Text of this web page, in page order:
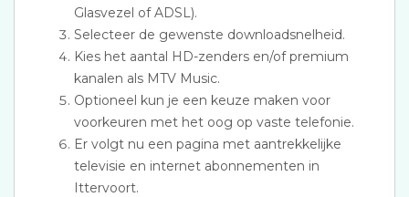
Glasvezel of ADSL).
Selecteer de gewenste downloadsnelheid.
Kies het aantal HD-zenders en/of premium
kanalen als MTV Music.
Optioneel kun je een keuze maken voor
voorkeuren met het oog op vaste telefonie.
Er volgt nu een pagina met aantrekkelijke
televisie en internet abonnementen in
Ittervoort.